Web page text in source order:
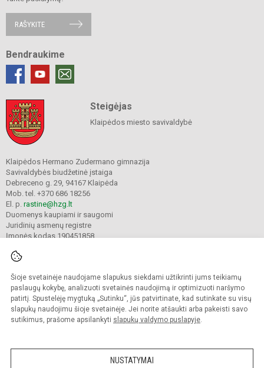
Šioje svetainėje naudojame slapukus siekdami užtikrinti jums teikiamų
paslaugų kokybę, analizuoti svetainės naudojimą ir optimizuoti naršymo
patirtį. Spustelėję mygtuką „Sutinku“, jūs patvirtinate, kad sutinkate su visų
slapukų naudojimu šioje svetainėje. Jei norite atšaukti arba pakeisti savo
sutikimus, prašome apsilankyti slapukų valdymo puslapyje.
NUSTATYMAI
RAŠYKITE
Bendraukime
Steigėjas
Klaipėdos miesto savivaldybė
Klaipėdos Hermano Zudermano gimnazija
Savivaldybės biudžetinė įstaiga
Debreceno g. 29, 94167 Klaipėda
Mob. tel. +370 686 18256
El. p. rastine@hzg.lt
Duomenys kaupiami ir saugomi
Juridinių asmenų registre
Įmonės kodas 190451858
© 2022. Klaipėdos Hermano Zudermano gimnazija. Visos teisės saugomos.
Kopijuoti turinį be raštiško gimnazijos sutikimo griežtai draudžiama.
Prieinamumo paraiška Slapukų valdymas
Sumanus būdas atnaujinti